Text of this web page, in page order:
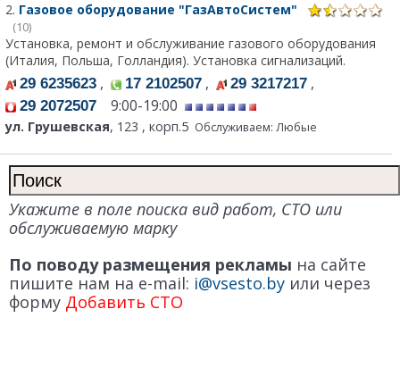
2. Газовое оборудование "ГазАвтоСистем"
(10)
Установка, ремонт и обслуживание газового оборудования
(Италия, Польша, Голландия). Установка сигнализаций.
29 6235623 , 17 2102507 , 29 3217217 ,
29 2072507 9:00-19:00
ул. Грушевская, 123 , корп.5 Обслуживаем: Любые
Укажите в поле поиска вид работ, СТО или
обслуживаемую марку
По поводу размещения рекламы на сайте
пишите нам на e-mail: i@vsesto.by или через
форму Добавить СТО